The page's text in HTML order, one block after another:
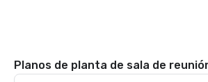
Planos de planta de sala de